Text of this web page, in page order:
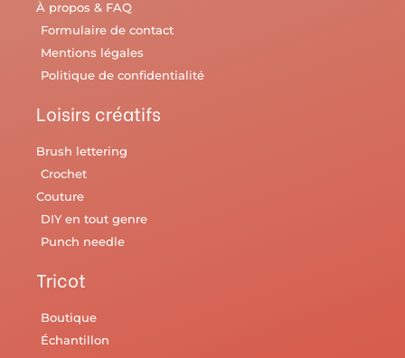
À propos & FAQ
Formulaire de contact
Mentions légales
Politique de confidentialité
Loisirs créatifs
Brush lettering
Crochet
Couture
DIY en tout genre
Punch needle
Tricot
Boutique
Échantillon